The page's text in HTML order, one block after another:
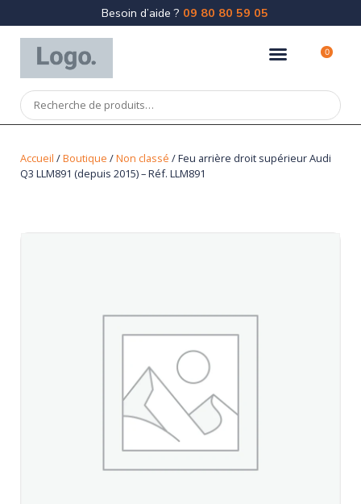
Besoin d’aide ? 09 80 80 59 05
0
Accueil /Boutique /Non classé / Feu arrière droit supérieur Audi
Q3 LLM891 (depuis 2015) – Réf. LLM891